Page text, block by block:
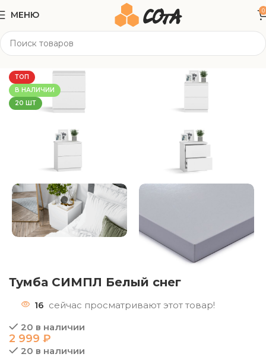
МЕНЮ 0
Корпусная мебель
ТОП
В НАЛИЧИИ
20 ШТ
Тумба СИМПЛ Белый снег
16 сейчас просматривают этот товар!
20 в наличии
2 999 ₽
20 в наличии